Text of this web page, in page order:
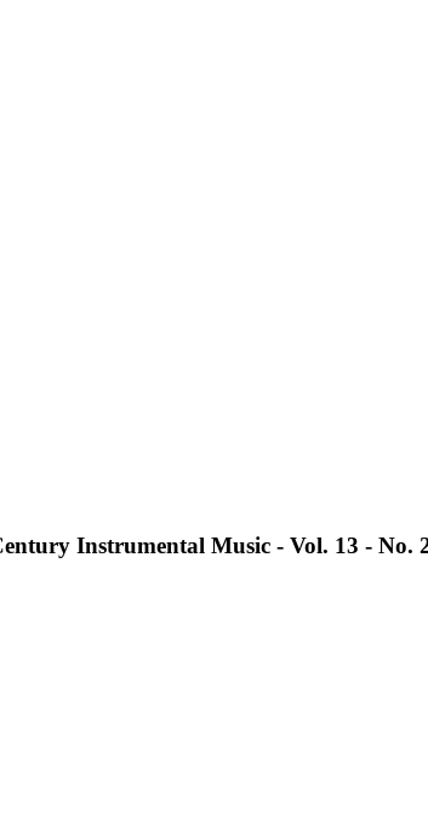
Instrumental Music - Vol. 13 - No.